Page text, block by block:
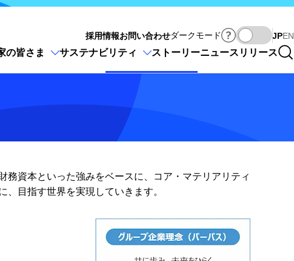
採用情報お問い合わせダークモード JPEN
の皆さま サステナビリティ ストーリーニュースリリース
資本といった強みをベースに、コア・マテリアリティ
目指す世界を実現していきます。